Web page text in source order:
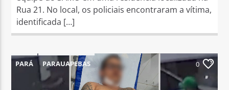
Rua 21. No local, os policiais encontraram a vítima,
identificada […]
PARÁ PARAUAPEBAS 0